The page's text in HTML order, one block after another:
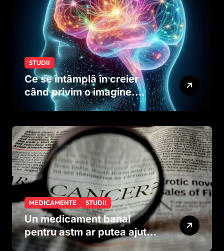
STUDII
Ce se întâmplă în creier
când privim o imagine.
Studiul care explică rolul
MEDICAMENTE STUDII
Un medicament banal
pentru astm ar putea ajuta
în lupta împotriva